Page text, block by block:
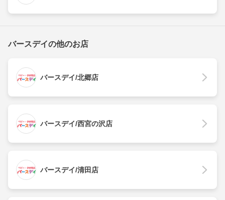
バースデイの他のお店
バースデイ/北郷店
バースデイ/西宮の沢店
バースデイ/清田店